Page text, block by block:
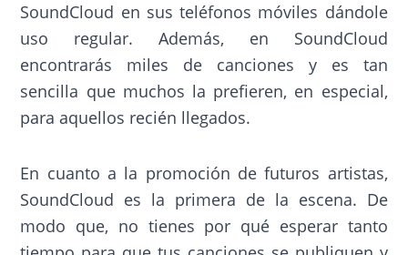
SoundCloud en sus teléfonos móviles dándole
uso regular. Además, en SoundCloud
encontrarás miles de canciones y es tan
sencilla que muchos la prefieren, en especial,
para aquellos recién llegados.
En cuanto a la promoción de futuros artistas,
SoundCloud es la primera de la escena. De
modo que, no tienes por qué esperar tanto